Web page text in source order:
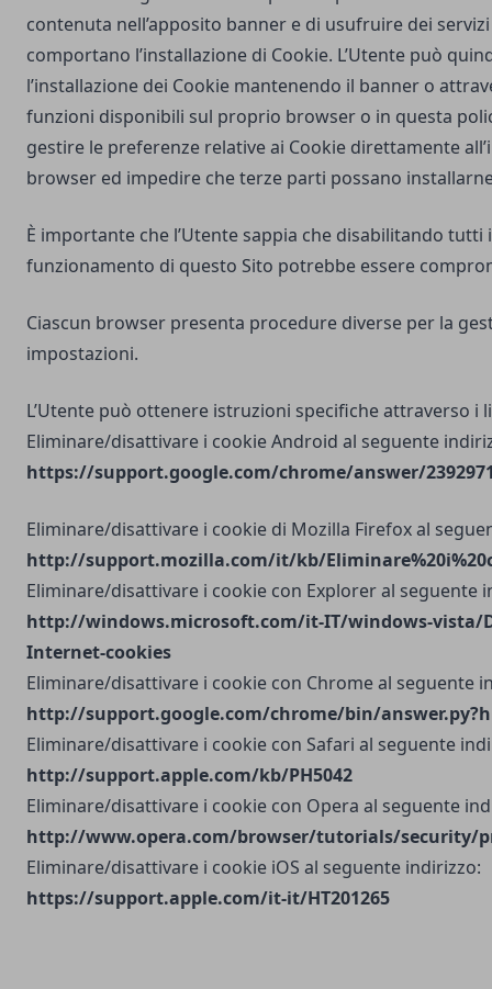
contenuta nell’apposito banner e di usufruire dei
comportano l’installazione di Cookie. L’Utente può
l’installazione dei Cookie mantenendo il banner o
funzioni disponibili sul proprio browser o in questa
gestire le preferenze relative ai Cookie direttamente
browser ed impedire che terze parti possano
È importante che l’Utente sappia che disabilitando tutti
funzionamento di questo Sito potrebbe essere
Ciascun browser presenta procedure diverse per la
impostazioni.
L’Utente può ottenere istruzioni specifiche attraverso i
Eliminare/disattivare i cookie Android al seguente
https://support.google.com/chrome/answer/
Eliminare/disattivare i cookie di Mozilla Firefox al
http://support.mozilla.com/it/kb/
Eliminare/disattivare i cookie con Explorer al seguente
http://windows.microsoft.com/it-IT/windows-vista/
Internet-cookies
Eliminare/disattivare i cookie con Chrome al seguente
http://support.google.com/chrome/bin/
Eliminare/disattivare i cookie con Safari al seguente
http://support.apple.com/kb/PH5042
Eliminare/disattivare i cookie con Opera al seguente
http://www.opera.com/browser/tutorials/security/
Eliminare/disattivare i cookie iOS al seguente indirizzo:
https://support.apple.com/it-it/HT201265